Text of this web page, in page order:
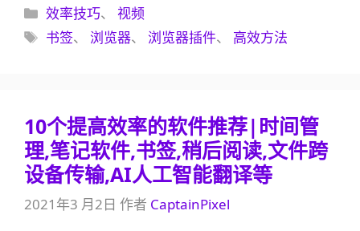
分
类
效率技巧、 视频
标
书签、 浏览器、 浏览器插件、 高效方法
10个提高效率的软件推荐|时间管
理,笔记软件,书签,稍后阅读,文件跨
设备传输,AI人工智能翻译等
2021年3 月2日 作者 CaptainPixel